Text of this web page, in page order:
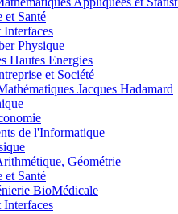
Santé
Physique
Hautes Energies
et Société
Jacques Hadamard
de l'Informatique
Géométrie
Santé
BioMédicale